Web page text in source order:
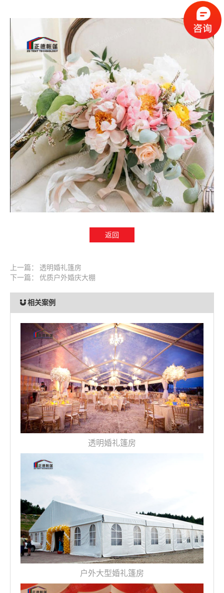
返回
上一篇： 透明婚礼篷房
下一篇： 优质户外婚庆大棚
相关案例
透明婚礼篷房
户外大型婚礼篷房